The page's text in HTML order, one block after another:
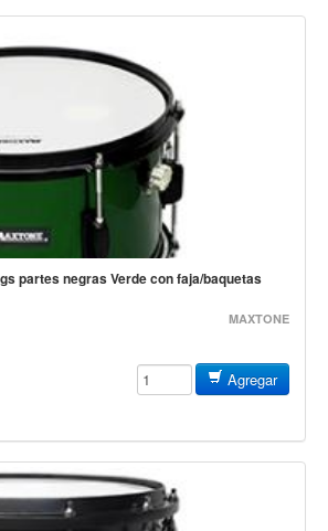
partes negras Verde con faja/baquetas
MAXTONE
Agregar